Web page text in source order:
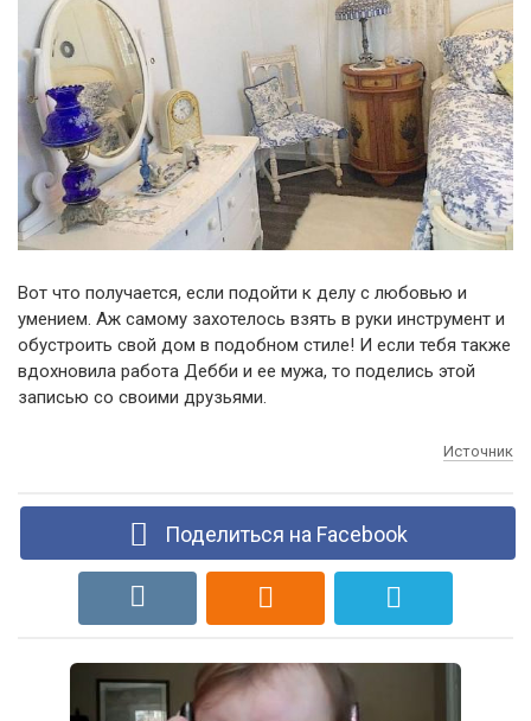
Вот что получается, если подойти к делу с любовью и
умением. Аж самому захотелось взять в руки инструмент и
обустроить свой дом в подобном стиле! И если тебя также
вдохновила работа Дебби и ее мужа, то поделись этой
записью со своими друзьями.
Источник
Поделиться на Facebook